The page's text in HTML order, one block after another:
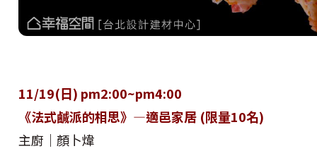
11/19(日) pm2:00~pm4:00
《法式鹹派的相思》—適邑家居 (限量10名)
主廚｜顏卜煒